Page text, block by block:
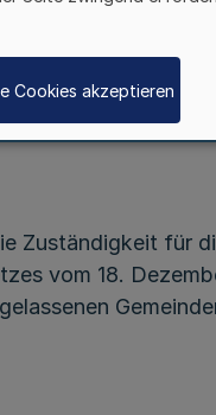
2019/000002
Oktober 2019
Zuständigkeit für
vom 18.
Cookies akzeptieren